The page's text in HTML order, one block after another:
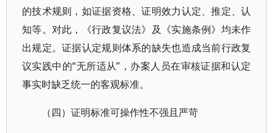
的技术规则，如证据资格、证明效力认定、推定、认
知等。对此，《行政复议法》及《实施条例》均未作
出规定。证据认定规则体系的缺失也造成当前行政复
议实践中的“无所适从”，办案人员在审核证据和认定
事实时缺乏统一的客观标准。
（四）证明标准可操作性不强且严苛